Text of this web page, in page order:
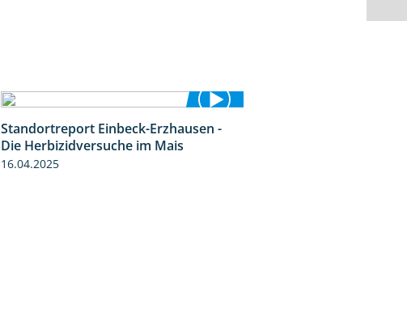
7:04
Standortreport Einbeck-Erzhausen -
Die Herbizidversuche im Mais
16.04.2025